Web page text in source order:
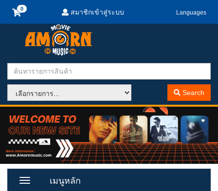
สมาชิกเข้าสู่ระบบ Languages
Search
Toggle
เมนูหลัก